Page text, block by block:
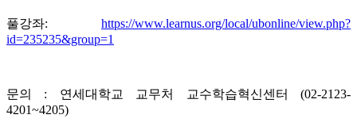
풀강좌:
https://www.learnus.org/local/ubonline/view.php?
id=235235&group=1
문의 : 연세대학교 교무처 교수학습혁신센터 (02-2123-
4201~4205)